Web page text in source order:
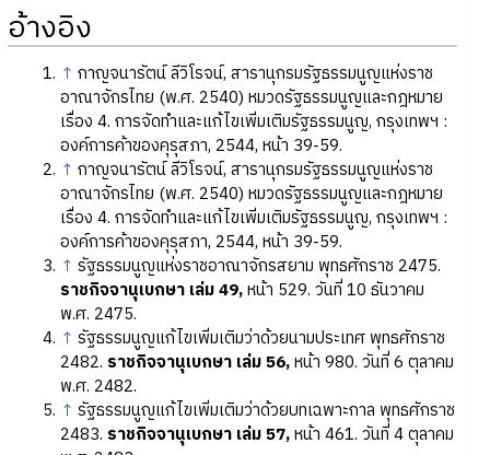
อ้างอิง
↑ กาญจนารัตน์ ลีวิโรจน์, สารานุกรมรัฐธรรมนูญแห่งราช
อาณาจักรไทย (พ.ศ. 2540) หมวดรัฐธรรมนูญและกฎหมาย
เรื่อง 4. การจัดทำและแก้ไขเพิ่มเติมรัฐธรรมนูญ, กรุงเทพฯ :
องค์การค้าของคุรุสภา, 2544, หน้า 39-59.
↑ กาญจนารัตน์ ลีวิโรจน์, สารานุกรมรัฐธรรมนูญแห่งราช
อาณาจักรไทย (พ.ศ. 2540) หมวดรัฐธรรมนูญและกฎหมาย
เรื่อง 4. การจัดทำและแก้ไขเพิ่มเติมรัฐธรรมนูญ, กรุงเทพฯ :
องค์การค้าของคุรุสภา, 2544, หน้า 39-59.
↑ รัฐธรรมนูญแห่งราชอาณาจักรสยาม พุทธศักราช 2475.
ราชกิจจานุเบกษา เล่ม 49,หน้า 529. วันที่ 10 ธันวาคม
พ.ศ. 2475.
↑ รัฐธรรมนูญแก้ไขเพิ่มเติมว่าด้วยนามประเทศ พุทธศักราช
2482. ราชกิจจานุเบกษา เล่ม 56,หน้า 980. วันที่ 6 ตุลาคม
พ.ศ. 2482.
↑ รัฐธรรมนูญแก้ไขเพิ่มเติมว่าด้วยบทเฉพาะกาล พุทธศักราช
2483. ราชกิจจานุเบกษา เล่ม 57,หน้า 461. วันที่ 4 ตุลาคม